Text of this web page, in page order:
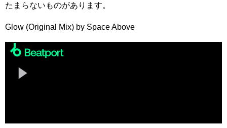
たまらないものがあります。
Glow (Original Mix) by Space Above